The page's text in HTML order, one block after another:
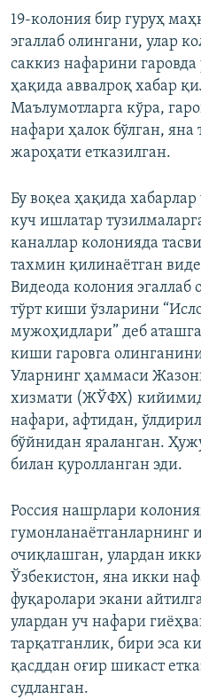
19-колония бир гуруҳ
эгаллаб олингани, улар
саккиз нафарини
ҳақида аввалроқ хабар
Маълумотларга кўра,
нафари ҳалок бўлган, яна
жароҳати етказилган.
Бу воқеа ҳақида
куч ишлатар
каналлар колонияда
тахмин қилинаётган
Видеода колония эгаллаб
тўрт киши ўзларини
мужоҳидлари” деб
киши гаровга
Уларнинг ҳаммаси
хизмати (ЖЎФХ)
нафари, афтидан,
бўйнидан яраланган.
билан қуролланган эди.
Россия нашрлари
гумонланаётганларнинг
очиқлашган, улардан
Ўзбекистон, яна икки
фуқаролари экани
улардан уч нафари
тарқатганлик, бири эса
қасддан оғир шикаст
судланган.